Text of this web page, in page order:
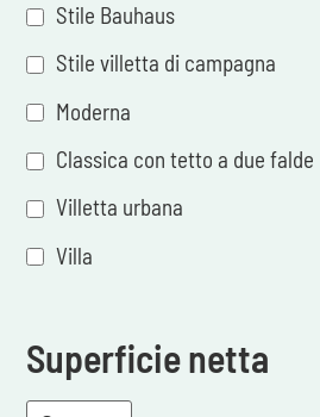
Stile Bauhaus
Stile villetta di campagna
Moderna
Classica con tetto a due falde
Villetta urbana
Villa
Superficie netta